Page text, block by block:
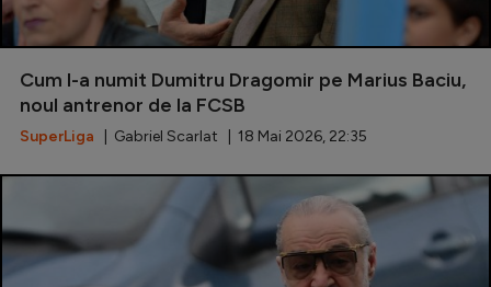
Cum l-a numit Dumitru Dragomir pe Marius Baciu,
noul antrenor de la FCSB
SuperLiga | Gabriel Scarlat | 18 Mai 2026, 22:35